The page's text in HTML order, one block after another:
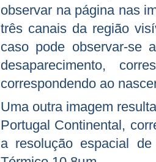
observar na página nas
três canais da região
caso pode observar-se
desaparecimento,
correspondendo ao
Uma outra imagem
Portugal Continental,
a resolução espacial